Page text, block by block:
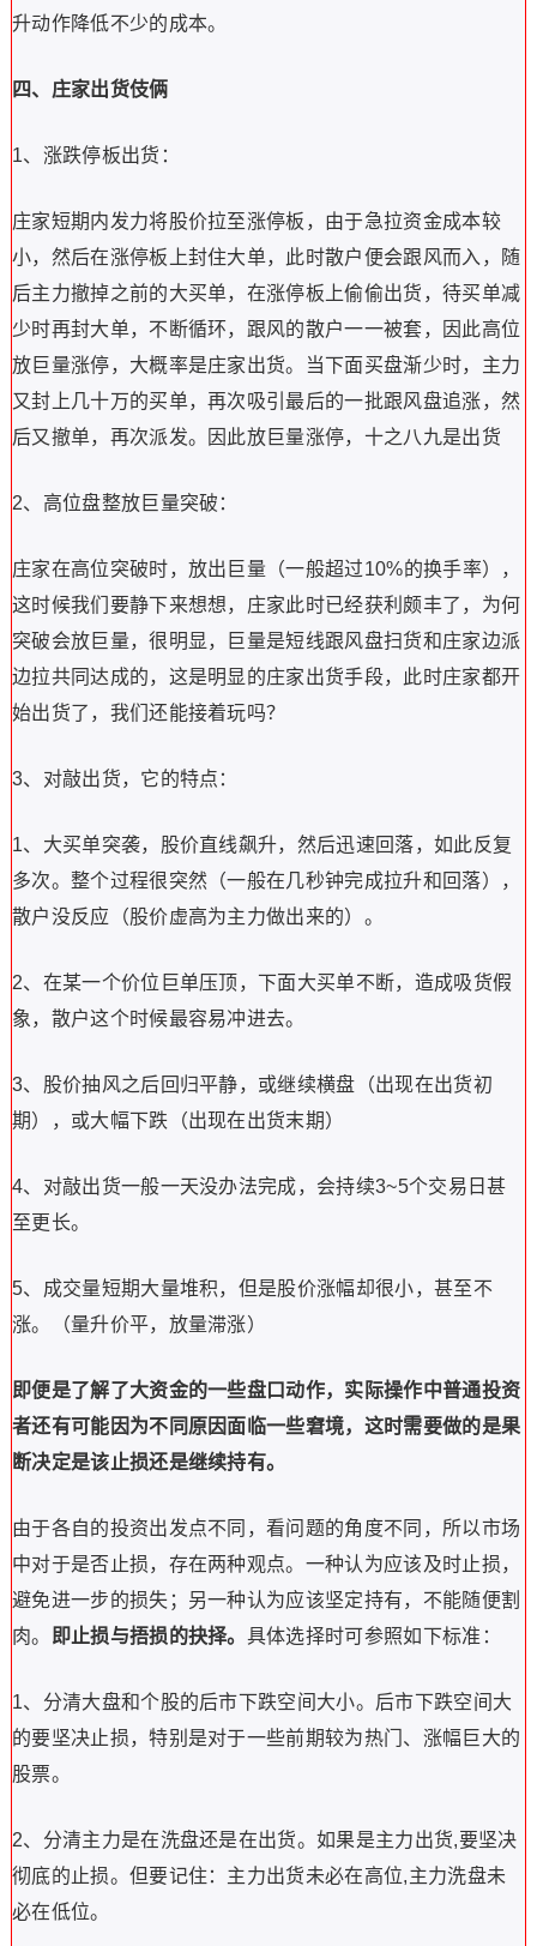
升动作降低不少的成本。
四、庄家出货伎俩
1、涨跌停板出货：
庄家短期内发力将股价拉至涨停板，由于急拉资金成本较
小，然后在涨停板上封住大单，此时散户便会跟风而入，随
后主力撤掉之前的大买单，在涨停板上偷偷出货，待买单减
少时再封大单，不断循环，跟风的散户一一被套，因此高位
放巨量涨停，大概率是庄家出货。当下面买盘渐少时，主力
又封上几十万的买单，再次吸引最后的一批跟风盘追涨，然
后又撤单，再次派发。因此放巨量涨停，十之八九是出货
2、高位盘整放巨量突破：
庄家在高位突破时，放出巨量（一般超过10%的换手率），
这时候我们要静下来想想，庄家此时已经获利颇丰了，为何
突破会放巨量，很明显，巨量是短线跟风盘扫货和庄家边派
边拉共同达成的，这是明显的庄家出货手段，此时庄家都开
始出货了，我们还能接着玩吗？
3、对敲出货，它的特点：
1、大买单突袭，股价直线飙升，然后迅速回落，如此反复
多次。整个过程很突然（一般在几秒钟完成拉升和回落），
散户没反应（股价虚高为主力做出来的）。
2、在某一个价位巨单压顶，下面大买单不断，造成吸货假
象，散户这个时候最容易冲进去。
3、股价抽风之后回归平静，或继续横盘（出现在出货初
期），或大幅下跌（出现在出货末期）
4、对敲出货一般一天没办法完成，会持续3~5个交易日甚
至更长。
5、成交量短期大量堆积，但是股价涨幅却很小，甚至不
涨。（量升价平，放量滞涨）
即便是了解了大资金的一些盘口动作，实际操作中普通投资
者还有可能因为不同原因面临一些窘境，这时需要做的是果
断决定是该止损还是继续持有。
由于各自的投资出发点不同，看问题的角度不同，所以市场
中对于是否止损，存在两种观点。一种认为应该及时止损，
避免进一步的损失；另一种认为应该坚定持有，不能随便割
肉。
即止损与捂损的抉择。 具体选择时可参照如下标准：
1、分清大盘和个股的后市下跌空间大小。后市下跌空间大
的要坚决止损，特别是对于一些前期较为热门、涨幅巨大的
股票。
2、分清主力是在洗盘还是在出货。如果是主力出货,要坚决
彻底的止损。但要记住：主力出货未必在高位,主力洗盘未
必在低位。